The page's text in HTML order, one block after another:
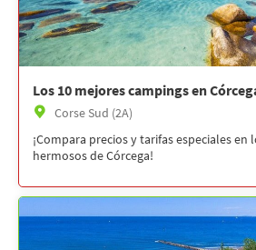
Los 10 mejores campings en
Corse Sud (2A)
¡Compara precios y tarifas especiales en
hermosos de Córcega!